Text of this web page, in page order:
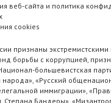
веб-сайта и политика
cookies
признаны
борьбы с коррупцией,
большевистская
«Русский
иммиграции»,
Степана Бандеры»,